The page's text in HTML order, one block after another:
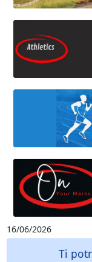
16/06/2026
Ti